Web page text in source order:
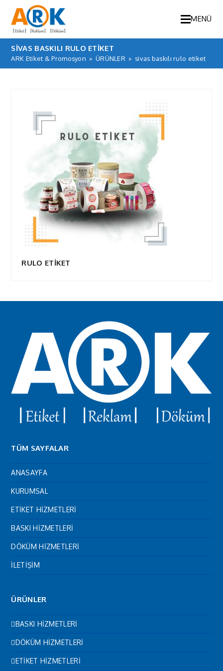
MENÜ
SIVAS BASKILI RULO ETIKET
ARK Etiket & Promosyon » ÜRÜNLER » sivas baskılı rulo etiket
RULO ETİKET
TÜM SAYFALAR
ANASAYFA
KURUMSAL
ETİKET HİZMETLERİ
BASKI HİZMETLERİ
DÖKÜM HİZMETLERİ
İLETİŞİM
ÜRÜNLER
BASKI HİZMETLERİ
DÖKÜM HİZMETLERİ
ETİKET HİZMETLERİ